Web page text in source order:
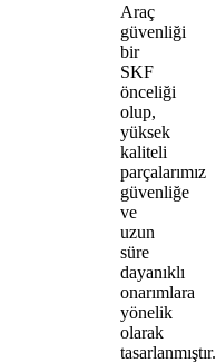
Araç
güvenliği
bir
SKF
önceliği
olup,
yüksek
kaliteli
parçalarımız
güvenliğe
ve
uzun
süre
dayanıklı
onarımlara
yönelik
olarak
tasarlanmıştır.